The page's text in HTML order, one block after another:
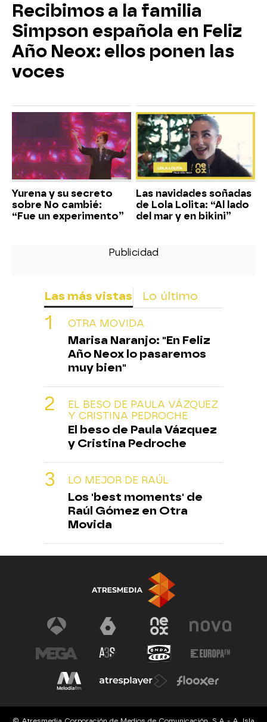
Recibimos a la familia
Simpson española en Feliz
Año Neox: ellos ponen las
voces
Yurena y su secreto
sobre No cambié:
“Fue un experimento”
Las navidades soñadas
de Lola Lolita: “Al lado
del mar y en bikini”
Las más vistas Lo último
OTRA MOVIDA
Marisa Naranjo: "En Feliz
Año Neox lo pasaremos
muy bien"
EL BESO DE PAULA VÁZQUEZ
Y CRISTINA PEDROCHE
El beso de Paula Vázquez
y Cristina Pedroche
LO MEJOR DE RAÚL
Los 'best moments' de
Raúl Gómez en Otra
Movida